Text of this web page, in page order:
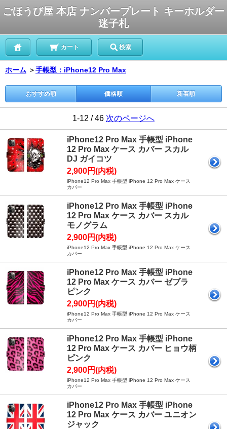
ごほうび屋 本店 ナンバープレート キーホルダー
迷子札
カート 検索
ホーム ＞手帳型：iPhone12 Pro Max
おすすめ順 価格順 新着順
1-12 / 46 次のページへ
iPhone12 Pro Max 手帳型 iPhone
12 Pro Max ケース カバー スカル
DJ ガイコツ
2,900円(内税)
iPhone12 Pro Max 手帳型 iPhone 12 Pro Max ケース
カバー
iPhone12 Pro Max 手帳型 iPhone
12 Pro Max ケース カバー スカル
モノグラム
2,900円(内税)
iPhone12 Pro Max 手帳型 iPhone 12 Pro Max ケース
カバー
iPhone12 Pro Max 手帳型 iPhone
12 Pro Max ケース カバー ゼブラ
ピンク
2,900円(内税)
iPhone12 Pro Max 手帳型 iPhone 12 Pro Max ケース
カバー
iPhone12 Pro Max 手帳型 iPhone
12 Pro Max ケース カバー ヒョウ柄
ピンク
2,900円(内税)
iPhone12 Pro Max 手帳型 iPhone 12 Pro Max ケース
カバー
iPhone12 Pro Max 手帳型 iPhone
12 Pro Max ケース カバー ユニオン
ジャック